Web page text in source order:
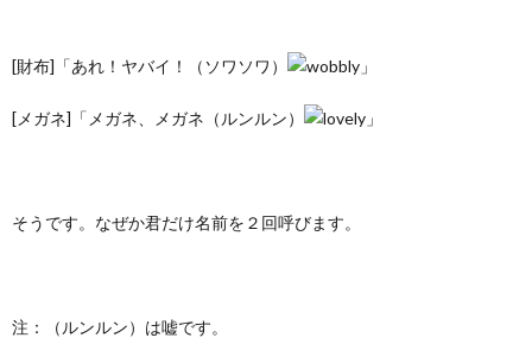
[財布]「あれ！ヤバイ！（ソワソワ） 」
[メガネ]「メガネ、メガネ（ルンルン） 」
そうです。なぜか君だけ名前を２回呼びます。
注：（ルンルン）は嘘です。